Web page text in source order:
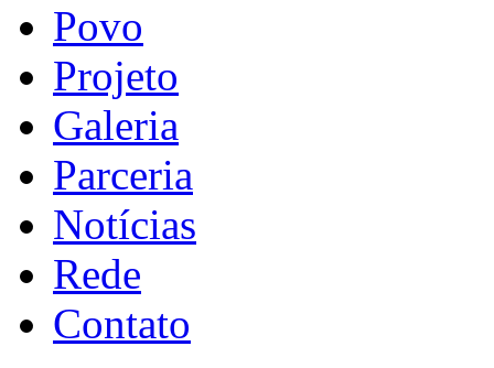
Povo
Projeto
Galeria
Parceria
Notícias
Rede
Contato